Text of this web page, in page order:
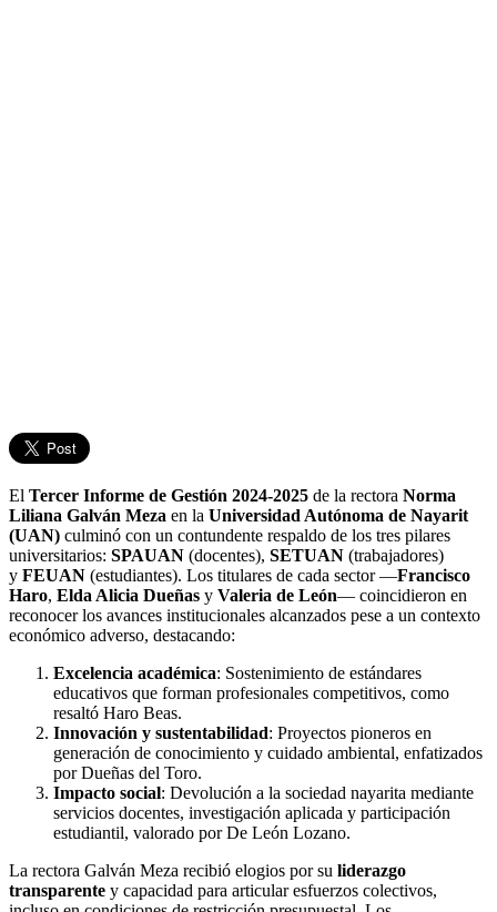
El Tercer Informe de Gestión 2024-2025 de la rectora Norma
Liliana Galván Meza en la Universidad Autónoma de Nayarit
(UAN) culminó con un contundente respaldo de los tres pilares
universitarios: SPAUAN (docentes), SETUAN (trabajadores)
y FEUAN (estudiantes). Los titulares de cada sector —Francisco
Haro, Elda Alicia Dueñas y Valeria de León— coincidieron en
reconocer los avances institucionales alcanzados pese a un contexto
económico adverso, destacando:
Excelencia académica: Sostenimiento de estándares
educativos que forman profesionales competitivos, como
resaltó Haro Beas.
Innovación y sustentabilidad: Proyectos pioneros en
generación de conocimiento y cuidado ambiental, enfatizados
por Dueñas del Toro.
Impacto social: Devolución a la sociedad nayarita mediante
servicios docentes, investigación aplicada y participación
estudiantil, valorado por De León Lozano.
La rectora Galván Meza recibió elogios por su liderazgo
transparente y capacidad para articular esfuerzos colectivos,